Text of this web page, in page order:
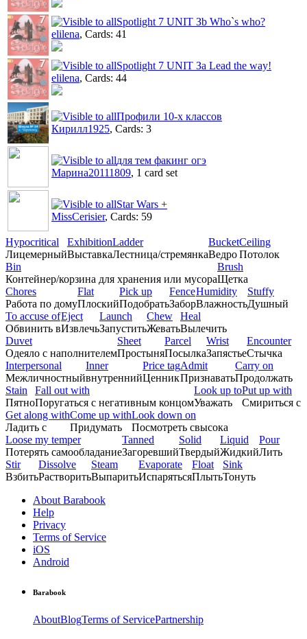
Spotlight 7 UNIT Зb Who`s who?
elilena, Cards: 41
Spotlight 7 UNIT За Lead the way!
elilena, Cards: 44
Профили 10-х классов
Кирилл1925, Cards: 3
для тем факинг огэ
Марина20111809, 1 card set
Star Wars +
MissCerisier, Cards: 59
Hypocritical
Лицемерный
Exhibition
Выставка
Ladder
Лестница/стремянка
Bucket
Ведро
Ceiling
Потолок
Bin
Контейнер/корзина для хранения или мусора
Brush
Щетка
Chores
Работа по дому
Flat
Плоский
Pick up
Подобрать
Fence
Забор
Humidity
Влажность
Stuffy
Душный
To accuse of
Обвинить в
Eject
Извлечь
Launch
Запустить
Chew
Жевать
Heal
Вылечить
Duvet
Одеяло с наполнителем
Sheet
Простыня
Parcel
Посылка
Wrist
Запястье
Encounter
Стычка
Interpersonal
Межличностный
Inner
внутренний
Price tag
Ценник
Admit
Признавать
Carry on
Продолжать
Stain
Пятно
Fall out with
Поругаться с негативным концом
Look up to
Уважать
Put up with
Смириться с
Get along with
Ладить с
Come up with
Придумать
Look down on
Посмотреть свысока
Loose my temper
Потерять самообладание
Tanned
Загоревший
Solid
Твердый
Liquid
Жидкий
Pour
Лить
Stir
Взбить
Dissolve
Растворить
Steam
Выпарить
Evaporate
Испаряться
Float
Плыть
Sink
Тонуть
About Barabook
Help
Privacy
Terms of Service
iOS
Android
Barabook
AboutBlogTerms of ServicePartnership